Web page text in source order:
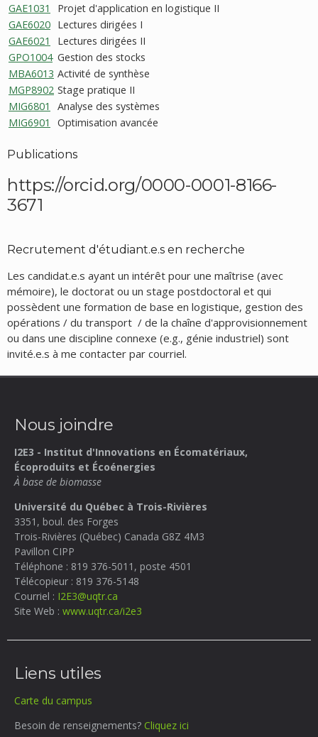
GAE1031
Projet d'application en logistique II
GAE6020 Lectures dirigées I
GAE6021
Lectures dirigées II
GPO1004 Gestion des stocks
MBA6013 Activité de synthèse
MGP8902 Stage pratique II
MIG6801
Analyse des systèmes
MIG6901
Optimisation avancée
Publications
https://orcid.org/0000-0001-8166-
3671
Recrutement d'étudiant.e.s en recherche
Les candidat.e.s ayant un intérêt pour une maîtrise (avec
mémoire), le doctorat ou un stage postdoctoral et qui
possèdent une formation de base en logistique, gestion des
opérations / du transport / de la chaîne d'approvisionnement
ou dans une discipline connexe (e.g., génie industriel) sont
invité.e.s à me contacter par courriel.
Nous joindre
I2E3 - Institut d'Innovations en Écomatériaux,
Écoproduits et Écoénergies
À base de biomasse
Université du Québec à Trois-Rivières
3351, boul. des Forges
Trois-Rivières (Québec) Canada G8Z 4M3
Pavillon CIPP
Téléphone : 819 376-5011, poste 4501
Télécopieur : 819 376-5148
Courriel : I2E3@uqtr.ca
Site Web : www.uqtr.ca/i2e3
Liens utiles
Carte du campus
Besoin de renseignements? Cliquez ici